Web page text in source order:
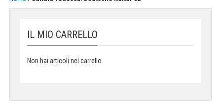
IL MIO CARRELLO
Non hai articoli nel carrello.